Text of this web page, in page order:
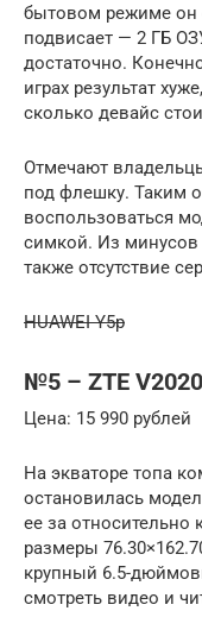
бытовом режиме он
подвисает — 2 ГБ
достаточно.
играх результат
сколько девайс
Отмечают
под флешку. Таким
воспользоваться
симкой. Из
также отсутствие
HUAWEI Y5p
№5 – ZTE V2020
Цена: 15 990 рублей
На экваторе топа
остановилась
ее за относительно
размеры
крупный 6.5-
смотреть видео и